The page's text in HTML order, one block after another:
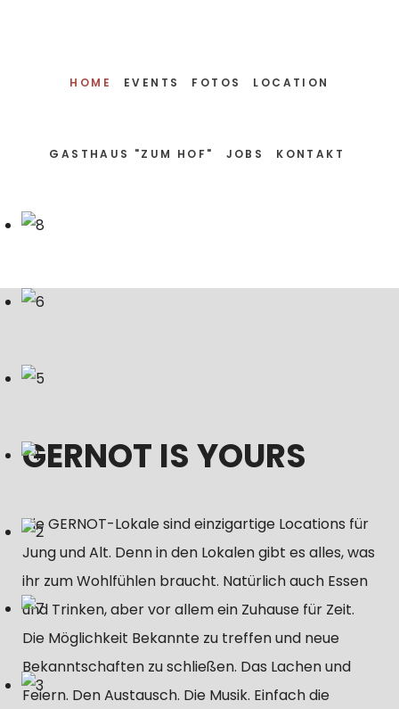
HOME EVENTS FOTOS LOCATION
GASTHAUS "ZUM HOF" JOBS KONTAKT
GERNOT IS YOURS
Die GERNOT-Lokale sind einzigartige Locations für
Jung und Alt. Denn in den Lokalen gibt es alles, was
ihr zum Wohlfühlen braucht. Natürlich auch Essen
und Trinken, aber vor allem ein Zuhause für Zeit.
Die Möglichkeit Bekannte zu treffen und neue
Bekanntschaften zu schließen. Das Lachen und
Feiern. Den Austausch. Die Musik. Einfach die